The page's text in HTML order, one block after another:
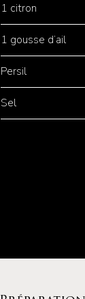
1 citron
1 gousse d’ail
Persil
Sel